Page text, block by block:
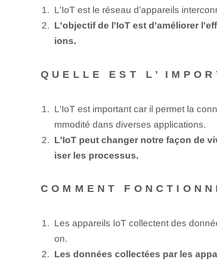
L'IoT est le réseau d'appareils
L'objectif de l'IoT‌ est d'améliorer
ions.
QUELLE EST
L'IoT est important car il permet la
mmodité dans diverses applications.
L'IoT peut changer notre façon de
iser les processus.
COMMENT
Les appareils IoT collectent des
on.
Les données collectées par les